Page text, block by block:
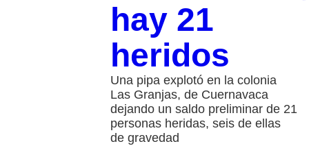
hay 21
heridos
Una pipa explotó en la colonia
Las Granjas, de Cuernavaca
dejando un saldo preliminar de 21
personas heridas, seis de ellas
de gravedad